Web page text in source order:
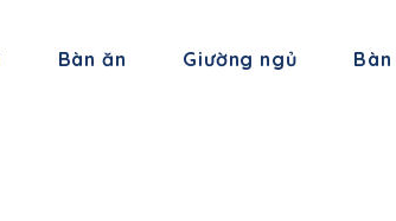
Bàn ăn Giường ngủ